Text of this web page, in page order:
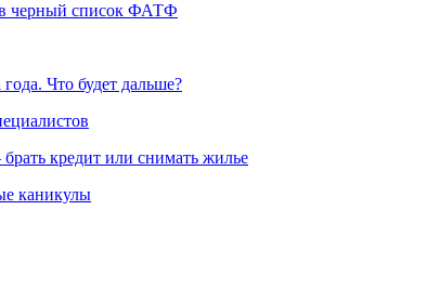
в черный список ФАТФ
Что будет дальше?
кредит или снимать жилье
каникулы